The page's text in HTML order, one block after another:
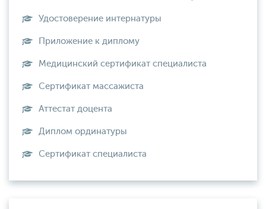
Удостоверение интернатуры
Приложение к диплому
Медицинский сертификат специалиста
Сертификат массажиста
Аттестат доцента
Диплом ординатуры
Сертификат специалиста